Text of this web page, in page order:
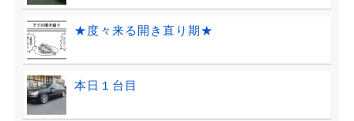
★度々来る開き直り期★
本日１台目